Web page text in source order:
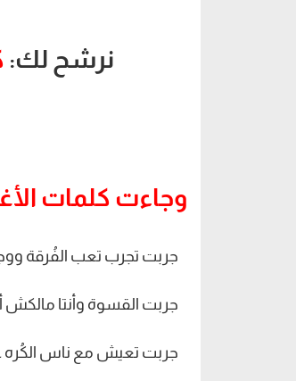
نرشح لك:
وجاءت كلمات
جربت تجرب تعب الفُرقة
جربت القسوة وأنتا
جربت تعيش مع ناس الكُره